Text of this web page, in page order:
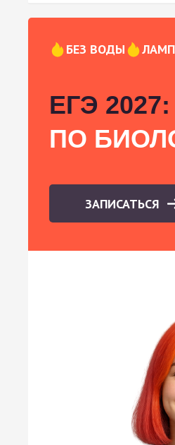
БЕЗ ВОДЫ
ЕГЭ 2027:
ПО
ЗАПИСАТЬСЯ